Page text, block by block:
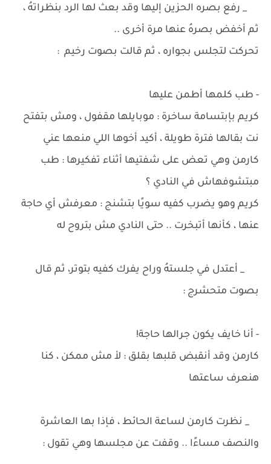
_ رفع بصره الحزين إليها وقد بعث لها الرد بنظراتهُ ،
ثم أخفض بصرهُ عنها مرة أخرى ..
تحركت لتجلس بجواره ، ثم قالت بصوت رخيم :
- طب كلمها أطمن عليها
كريم بإبتسامة ساخرة : موبايلها مقفول ، ومش بتفتح
نت بقالها فترة طويلة ، أكيد أخوها اللي منعها عني
كارمن وهي تعض على شفتيها أثناء تفكيرها : طب
مبتشوفهاش في النادي ؟
كريم وهو يضرب كفيه سويًا بتشنج : معرفش أي حاجة
عنها ، كأنها أتبخرت .. حتى النادي مش بتروح له
_ أعتدل في جلستهُ وراح يفرك كفيه بتوتر، ثم قال
بصوت متحشرج :
- أنا خايف يكون جرالها حاجة!
كارمن وقد أنقبض قلبها بقلق : لأ مش ممكن ، كنا
هنعرف ساعتها
_ نظرت كارمن لساعة الحائط ، فإذا بها العاشرة
والنصف مساءًا .. وقفت عن مجلسها وهي تقول :